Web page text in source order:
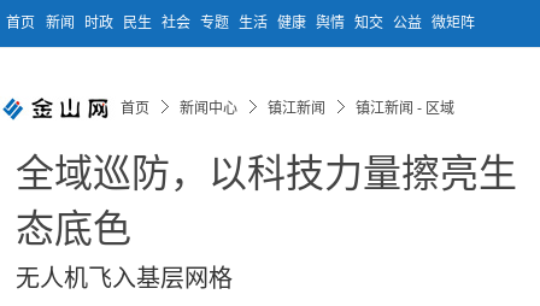
首页 新闻 时政 民生 社会 专题 生活 健康 舆情 知交 公益 微矩阵
首页 新闻中心 镇江新闻 镇江新闻 - 区域
全域巡防，以科技力量擦亮生
态底色
无人机飞入基层网格